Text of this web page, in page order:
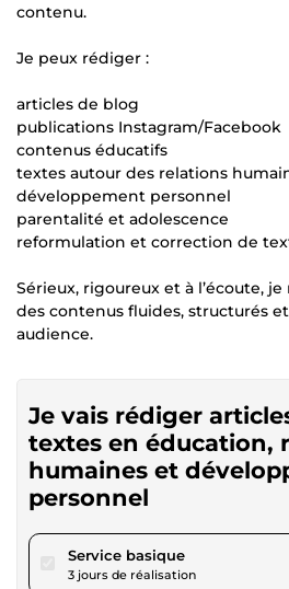
contenu.
Je peux rédiger :
articles de blog
publications Instagram/Facebook
contenus éducatifs
textes autour des relations
développement personnel
parentalité et adolescence
reformulation et correction de
Sérieux, rigoureux et à l’écoute,
des contenus fluides, structurés
audience.
Je vais rédiger
textes en éducation,
humaines et
personnel
Service basiquepour 28,90 $US
3 jours de réalisation